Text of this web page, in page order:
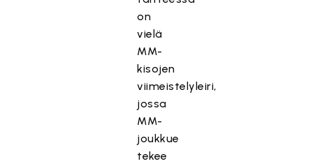
on
vielä
MM-
kisojen
viimeistelyleiri,
jossa
MM-
joukkue
tekee